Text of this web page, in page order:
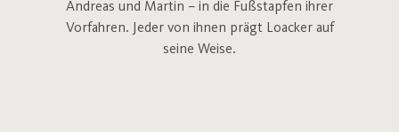
Andreas und Martin – in die Fußstapfen ihrer
Vorfahren. Jeder von ihnen prägt Loacker auf
seine Weise.